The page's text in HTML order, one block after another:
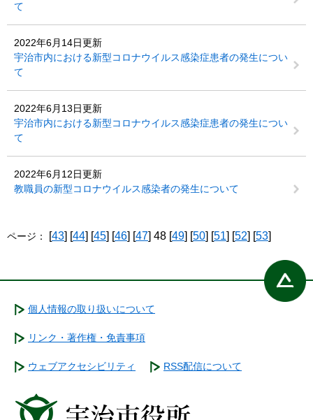
て
2022年6月14日更新
宇治市内における新型コロナウイルス感染症患者の発生につい
て
2022年6月13日更新
宇治市内における新型コロナウイルス感染症患者の発生につい
て
2022年6月12日更新
教職員の新型コロナウイルス感染者の発生について
ページ： [43] [44] [45] [46] [47] 48 [49] [50] [51] [52] [53]
個人情報の取り扱いについて
リンク・著作権・免責事項
ウェブアクセシビリティ RSS配信について